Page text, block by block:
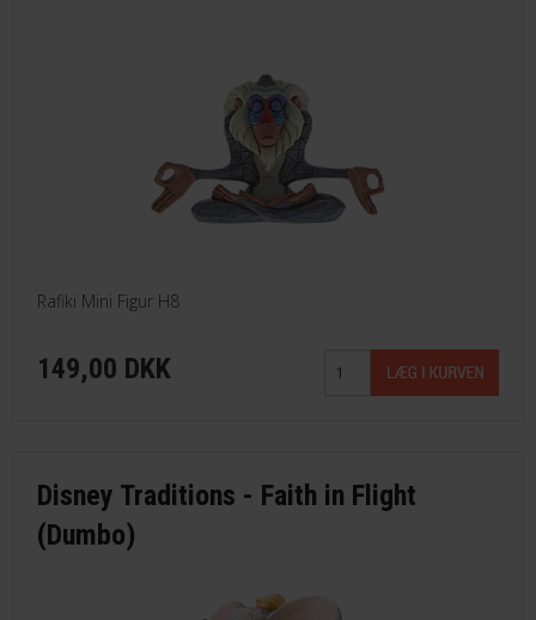
Rafiki Mini Figur H8
149,00 DKK
Disney Traditions - Faith in Flight
(Dumbo)